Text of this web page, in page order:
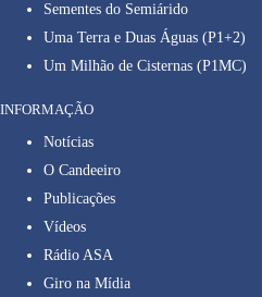
Sementes do Semiárido
Uma Terra e Duas Águas (P1+2)
Um Milhão de Cisternas (P1MC)
INFORMAÇÃO
Notícias
O Candeeiro
Publicações
Vídeos
Rádio ASA
Giro na Mídia